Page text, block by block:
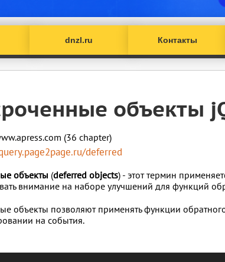
dnzl.ru Контакты
объекты
(36 chapter)
deferred
объекты (deferred objects) - этот термин
внимание на наборе улучшений для функций
объекты позволяют применять функции
на события.